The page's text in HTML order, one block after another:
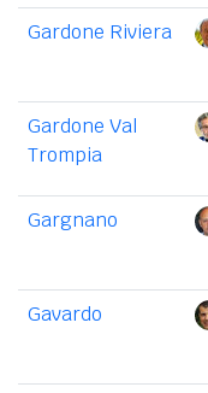
Gardone Riviera
Gardone Val
Trompia
Gargnano
Gavardo